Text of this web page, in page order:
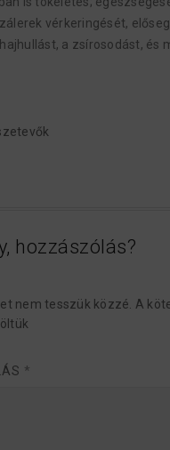
vérkeringését,
a zsírosodást, és
hozzászólás?
nem tesszük közzé. A
*